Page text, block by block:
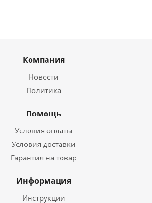
Компания
Новости
Политика
Помощь
Условия оплаты
Условия доставки
Гарантия на товар
Информация
Инструкции